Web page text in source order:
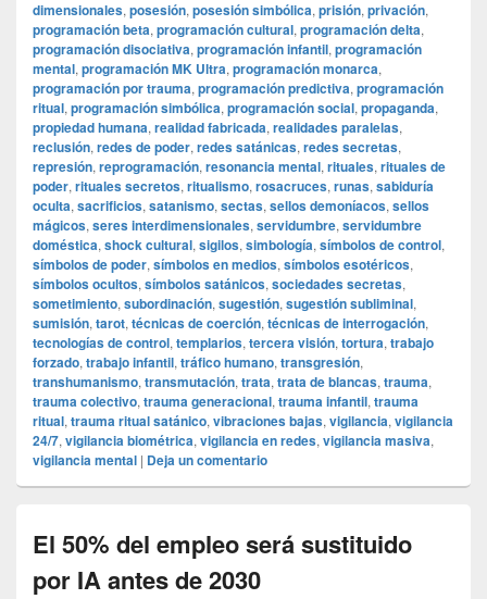
dimensionales, posesión, posesión simbólica, prisión, privación,
programación beta, programación cultural, programación delta,
programación disociativa, programación infantil, programación
mental, programación MK Ultra, programación monarca,
programación por trauma, programación predictiva, programación
ritual, programación simbólica, programación social, propaganda,
propiedad humana, realidad fabricada, realidades paralelas,
reclusión, redes de poder, redes satánicas, redes secretas,
represión, reprogramación, resonancia mental, rituales, rituales de
poder, rituales secretos, ritualismo, rosacruces, runas, sabiduría
oculta, sacrificios, satanismo, sectas, sellos demoníacos, sellos
mágicos, seres interdimensionales, servidumbre, servidumbre
doméstica, shock cultural, sigilos, simbología, símbolos de control,
símbolos de poder, símbolos en medios, símbolos esotéricos,
símbolos ocultos, símbolos satánicos, sociedades secretas,
sometimiento, subordinación, sugestión, sugestión subliminal,
sumisión, tarot, técnicas de coerción, técnicas de interrogación,
tecnologías de control, templarios, tercera visión, tortura, trabajo
forzado, trabajo infantil, tráfico humano, transgresión,
transhumanismo, transmutación, trata, trata de blancas, trauma,
trauma colectivo, trauma generacional, trauma infantil, trauma
ritual, trauma ritual satánico, vibraciones bajas, vigilancia, vigilancia
24/7, vigilancia biométrica, vigilancia en redes, vigilancia masiva,
vigilancia mental | Deja un comentario
El 50% del empleo será sustituido
por IA antes de 2030